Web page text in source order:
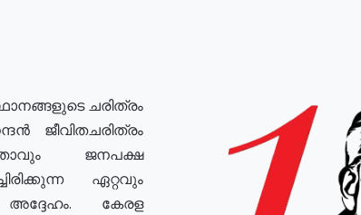
ചരിത്രം
ജീവിതചരിത്രം
ജനപക്ഷ
ഏറ്റവും
കേരള